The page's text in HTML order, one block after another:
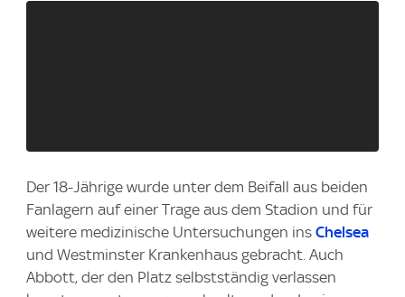
Der 18-Jährige wurde unter dem Beifall aus beiden
Fanlagern auf einer Trage aus dem Stadion und für
weitere medizinische Untersuchungen ins Chelsea
und Westminster Krankenhaus gebracht. Auch
Abbott, der den Platz selbstständig verlassen